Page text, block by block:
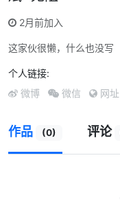
2月前加入
这家伙很懒，什么也没写
个人链接:
微博 微信 网址
作品 (0) 评论